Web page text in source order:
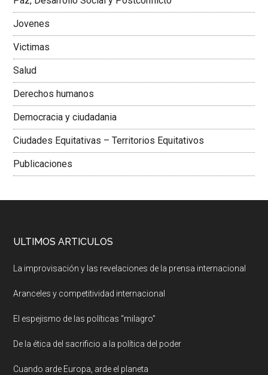
Jovenes
Victimas
Salud
Derechos humanos
Democracia y ciudadania
Ciudades Equitativas – Territorios Equitativos
Publicaciones
ULTIMOS ARTICULOS
La improvisación y las revelaciones de la prensa internacional
Aranceles y competitividad internacional
El espejismo de las políticas “milagro”
De la ética del sacrificio a la política del poder
Cuando arde Europa, arde el planeta